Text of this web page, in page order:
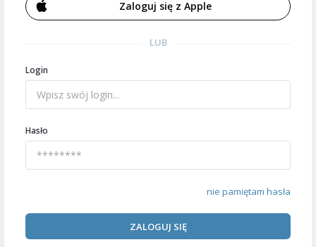
Zaloguj się z Apple
LUB
Login
Hasło
nie pamiętam hasła
ZALOGUJ SIĘ